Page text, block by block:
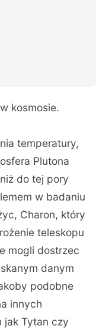
kosmosie.
temperatury,
Plutona
do tej pory
w badaniu
Charon, który
teleskopu
mogli dostrzec
danym
podobne
innych
jak Tytan czy